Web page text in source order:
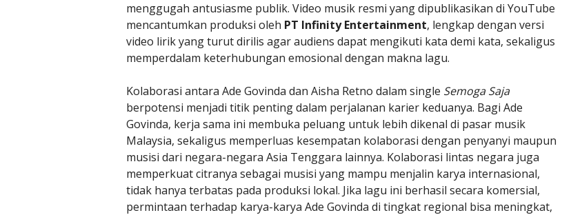
menggugah antusiasme publik. Video musik resmi yang dipublikasikan di YouTube
mencantumkan produksi oleh PT Infinity Entertainment, lengkap dengan versi
video lirik yang turut dirilis agar audiens dapat mengikuti kata demi kata, sekaligus
memperdalam keterhubungan emosional dengan makna lagu.
Kolaborasi antara Ade Govinda dan Aisha Retno dalam single Semoga Saja
berpotensi menjadi titik penting dalam perjalanan karier keduanya. Bagi Ade
Govinda, kerja sama ini membuka peluang untuk lebih dikenal di pasar musik
Malaysia, sekaligus memperluas kesempatan kolaborasi dengan penyanyi maupun
musisi dari negara-negara Asia Tenggara lainnya. Kolaborasi lintas negara juga
memperkuat citranya sebagai musisi yang mampu menjalin karya internasional,
tidak hanya terbatas pada produksi lokal. Jika lagu ini berhasil secara komersial,
permintaan terhadap karya-karya Ade Govinda di tingkat regional bisa meningkat,